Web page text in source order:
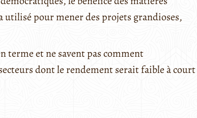
utilisé pour mener des projets grandioses,
terme et ne savent pas comment
dont le rendement serait faible à court